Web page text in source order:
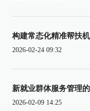
构建常态化精准帮扶
2026-02-24 09:32
新就业群体服务管理
2026-02-09 14:25